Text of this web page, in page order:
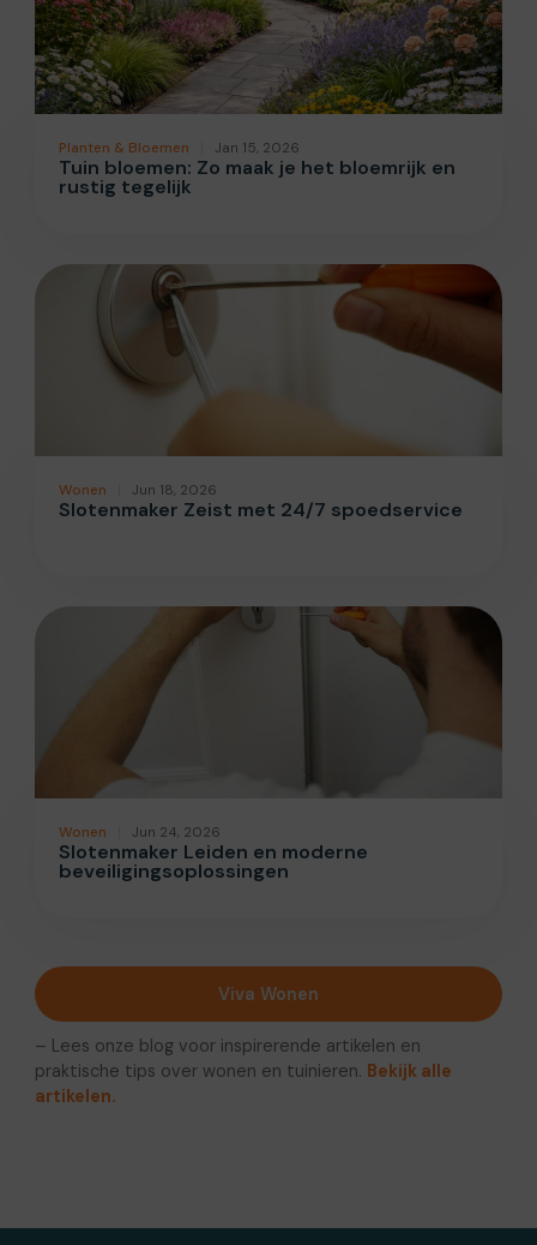
Planten & Bloemen Jan 15, 2026
Tuin bloemen: Zo maak je het bloemrijk en
rustig tegelijk
Wonen Jun 18, 2026
Slotenmaker Zeist met 24/7 spoedservice
Wonen Jun 24, 2026
Slotenmaker Leiden en moderne
beveiligingsoplossingen
Viva Wonen
– Lees onze blog voor inspirerende artikelen en
praktische tips over wonen en tuinieren. Bekijk alle
artikelen.